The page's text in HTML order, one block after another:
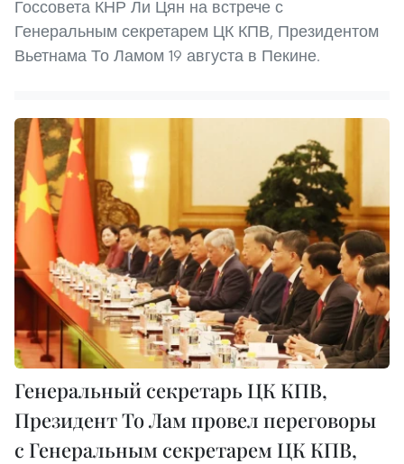
Госсовета КНР Ли Цян на встрече с
Генеральным секретарем ЦК КПВ, Президентом
Вьетнама То Ламом 19 августа в Пекине.
Генеральный секретарь ЦК КПВ,
Президент То Лам провел переговоры
с Генеральным секретарем ЦК КПВ,